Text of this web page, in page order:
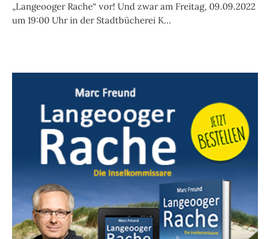
„Langeooger Rache“ vor! Und zwar am Freitag, 09.09.2022
um 19:00 Uhr in der Stadtbücherei K...